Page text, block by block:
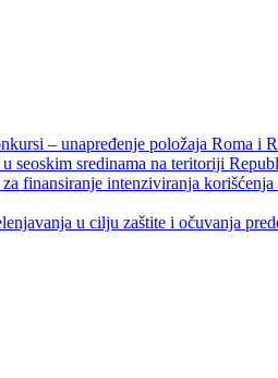
– unapređenje položaja Roma i
sredinama na teritoriji
intenziviranja korišćenja
u cilju zaštite i očuvanja